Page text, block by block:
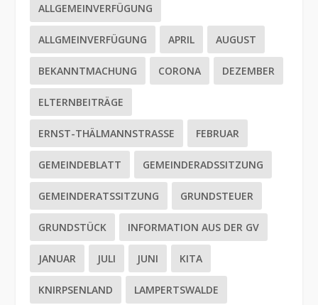
ALLGEMEINVERFÜGUNG
ALLGMEINVERFÜGUNG APRIL AUGUST
BEKANNTMACHUNG CORONA DEZEMBER
ELTERNBEITRÄGE
ERNST-THÄLMANNSTRASSE FEBRUAR
GEMEINDEBLATT GEMEINDERADSSITZUNG
GEMEINDERATSSITZUNG GRUNDSTEUER
GRUNDSTÜCK INFORMATION AUS DER GV
JANUAR JULI JUNI KITA
KNIRPSENLAND LAMPERTSWALDE